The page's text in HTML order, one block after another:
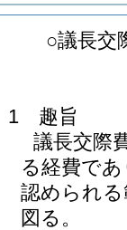
○議長交
1 趣旨
議長交際
る経費で
認められ
図る。